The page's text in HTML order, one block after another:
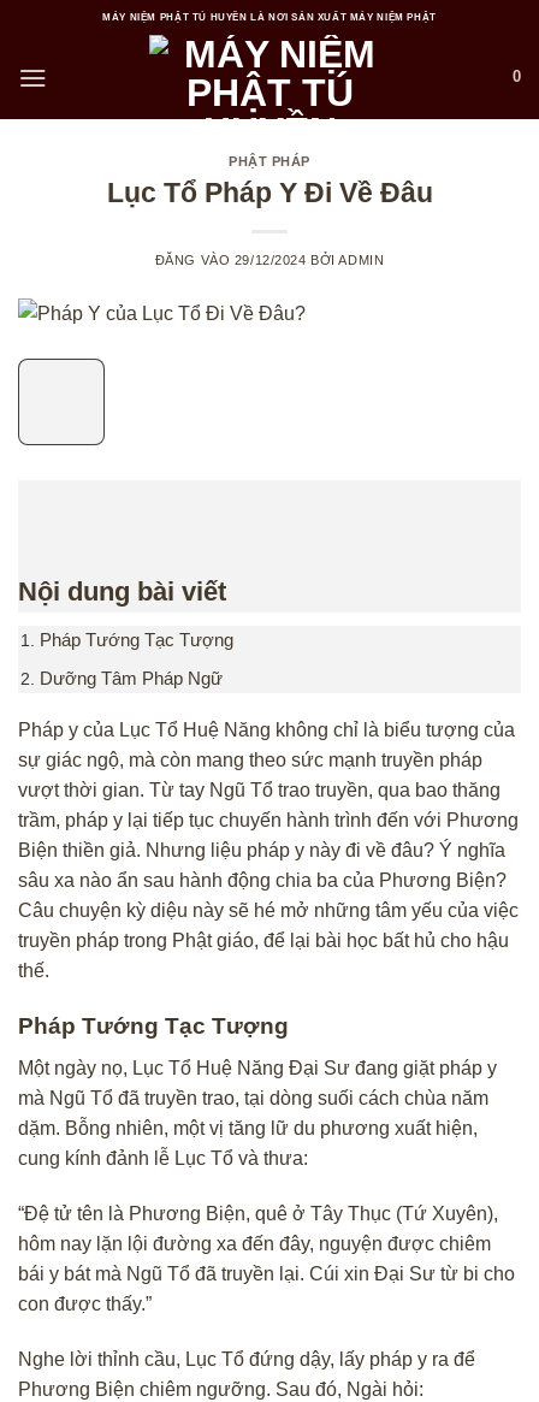
nội
MÁY NIỆM PHẬT TÚ HUYỀN LÀ NƠI SẢN XUẤT MÁY NIỆM PHẬT
0
PHẬT PHÁP
Lục Tổ Pháp Y Đi Về Đâu
ĐĂNG VÀO 29/12/2024 BỞIADMIN
Nội dung bài viết
Pháp Tướng Tạc Tượng
Dưỡng Tâm Pháp Ngữ
Pháp y của Lục Tổ Huệ Năng không chỉ là biểu tượng của
sự giác ngộ, mà còn mang theo sức mạnh truyền pháp
vượt thời gian. Từ tay Ngũ Tổ trao truyền, qua bao thăng
trầm, pháp y lại tiếp tục chuyến hành trình đến với Phương
Biện thiền giả. Nhưng liệu pháp y này đi về đâu? Ý nghĩa
sâu xa nào ẩn sau hành động chia ba của Phương Biện?
Câu chuyện kỳ diệu này sẽ hé mở những tâm yếu của việc
truyền pháp trong Phật giáo, để lại bài học bất hủ cho hậu
thế.
Pháp Tướng Tạc Tượng
Một ngày nọ, Lục Tổ Huệ Năng Đại Sư đang giặt pháp y
mà Ngũ Tổ đã truyền trao, tại dòng suối cách chùa năm
dặm. Bỗng nhiên, một vị tăng lữ du phương xuất hiện,
cung kính đảnh lễ Lục Tổ và thưa:
“Đệ tử tên là Phương Biện, quê ở Tây Thục (Tứ Xuyên),
hôm nay lặn lội đường xa đến đây, nguyện được chiêm
bái y bát mà Ngũ Tổ đã truyền lại. Cúi xin Đại Sư từ bi cho
con được thấy.”
Nghe lời thỉnh cầu, Lục Tổ đứng dậy, lấy pháp y ra để
Phương Biện chiêm ngưỡng. Sau đó, Ngài hỏi: